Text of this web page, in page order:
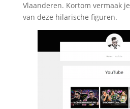
Vlaanderen. Kortom vermaak
van deze hilarische figuren.